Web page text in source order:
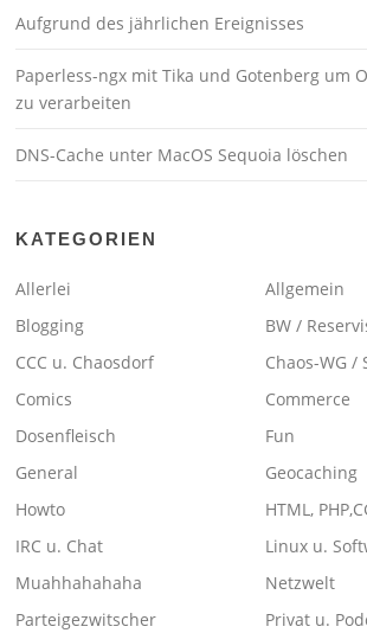
Aufgrund des jährlichen Ereignisses
Paperless-ngx mit Tika und Gotenberg um
zu verarbeiten
DNS-Cache unter MacOS Sequoia löschen
KATEGORIEN
Allerlei
Allgemein
Blogging
BW /
CCC u. Chaosdorf
Chaos-WG /
Comics
Commerce
Dosenfleisch
Fun
General
Geocaching
Howto
HTML,
IRC u. Chat
Linux u.
Muahhahahaha
Netzwelt
Parteigezwitscher
Privat u.